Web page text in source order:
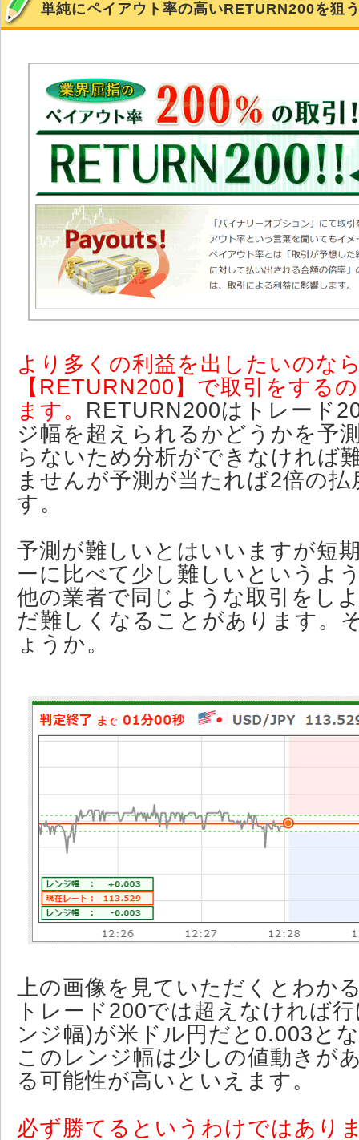
単純にペイアウト率の高いRETURN200を狙
より多くの利益を出したいのな
【RETURN200】で取引をする
ます。 RETURN200はトレード
ジ幅を超えられるかどうかを予
らないため分析ができなければ
ませんが予測が当たれば2倍の
す。
予測が難しいとはいいますが短
ーに比べて少し難しいというよ
他の業者で同じような取引をし
だ難しくなることがあります。
ょうか。
上の画像を見ていただくとわか
トレード200では超えなければ
ンジ幅)が米ドル円だと0.003と
このレンジ幅は少しの値動きが
る可能性が高いといえます。
必ず勝てるというわけではあり